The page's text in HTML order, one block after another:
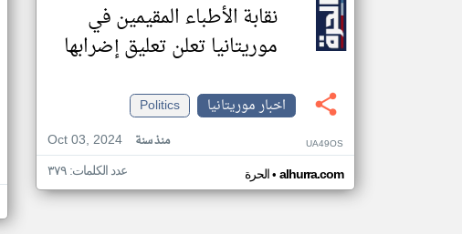
نقابة الأطباء المقيمين في
موريتانيا تعلن تعليق إضرابها
اخبار موريتانيا
Politics
Oct 03, 2024
منذ سنة UA49OS
الحرة• alhurra.com عدد الكلمات: ٣٧٩